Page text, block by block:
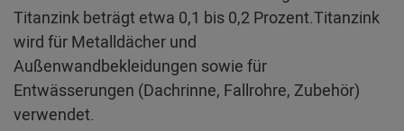
Titanzink beträgt etwa 0,1 bis 0,2 Prozent.Titanzink
wird für Metalldächer und
Außenwandbekleidungen sowie für
Entwässerungen (Dachrinne, Fallrohre, Zubehör)
verwendet.